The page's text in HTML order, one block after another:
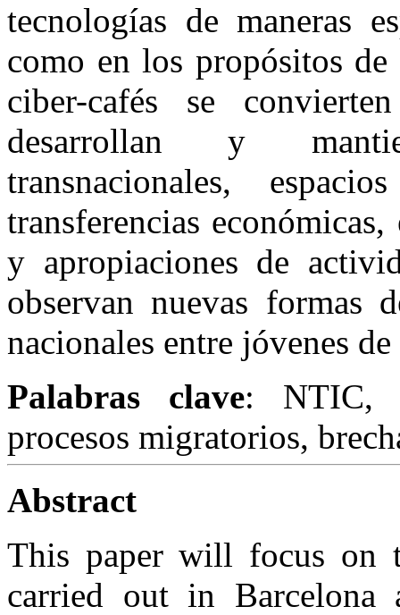
tecnologías de maneras
como en los propósitos
ciber-cafés se
desarrollan y
transnacionales,
transferencias
y apropiaciones de
observan nuevas formas
nacionales entre jóvenes
Palabras clave: NTIC,
procesos migratorios,
Abstract
This paper will focus on
carried out in Barcelona